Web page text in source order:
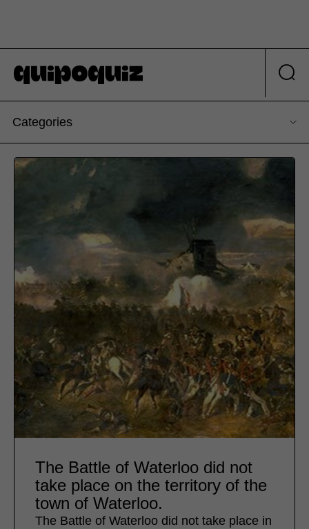
Categories
The Battle of Waterloo did not
take place on the territory of the
town of Waterloo.
The Battle of Waterloo did not take place in